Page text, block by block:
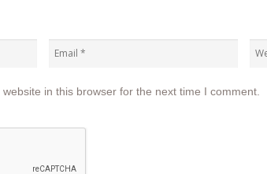
in this browser for the next time I comment.